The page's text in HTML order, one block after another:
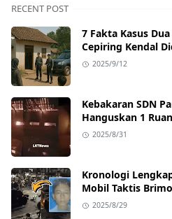
RECENT POST
7 Fakta Kasus
Cepiring Kendal
Kronologi,
2025/9/12
Kebakaran SDN
Hanguskan 1
2025/8/31
Kronologi
Mobil Taktis
Ternyata Sedang
2025/8/29